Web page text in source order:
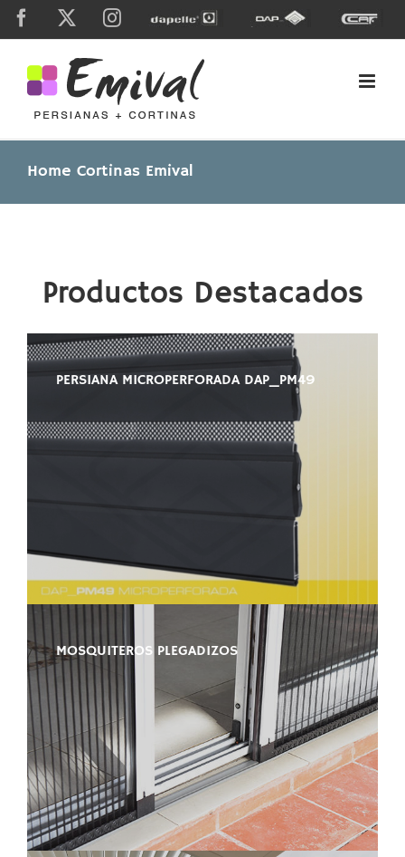
Skip
Facebook Instagram
Dapelle
Grupo
Dap
Caf
Home Cortinas Emival
Productos Destacados
PERSIANA MICROPERFORADA DAP_PM49
MOSQUITEROS PLEGADIZOS